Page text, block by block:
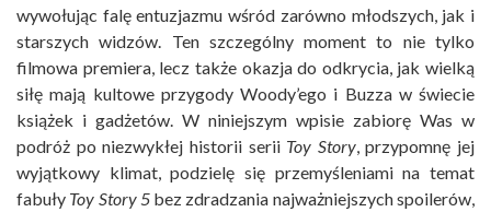
wywołując falę entuzjazmu wśród zarówno młodszych, jak i
starszych widzów. Ten szczególny moment to nie tylko
filmowa premiera, lecz także okazja do odkrycia, jak wielką
siłę mają kultowe przygody Woody’ego i Buzza w świecie
książek i gadżetów. W niniejszym wpisie zabiorę Was w
podróż po niezwykłej historii serii Toy Story, przypomnę jej
wyjątkowy klimat, podzielę się przemyśleniami na temat
fabuły Toy Story 5bez zdradzania najważniejszych spoilerów,